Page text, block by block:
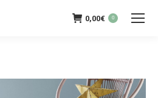
0,00€ 0